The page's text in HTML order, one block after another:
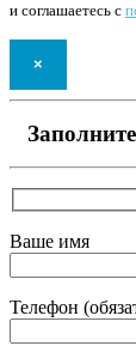
и соглашаетесь с
×
Ваше имя
Телефон